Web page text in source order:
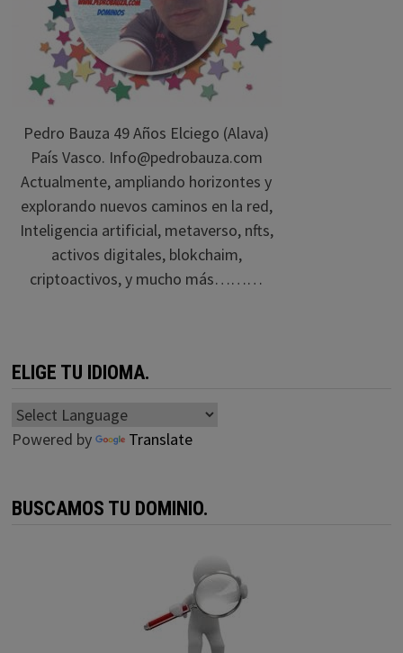
Pedro Bauza 49 Años Elciego (Alava)
País Vasco. Info@pedrobauza.com
Actualmente, ampliando horizontes y
explorando nuevos caminos en la red,
Inteligencia artificial, metaverso, nfts,
activos digitales, blokchaim,
criptoactivos, y mucho más………
ELIGE TU IDIOMA.
Powered by Translate
BUSCAMOS TU DOMINIO.